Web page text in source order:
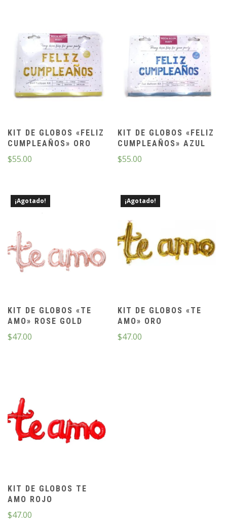
KIT DE GLOBOS «FELIZ
CUMPLEAÑOS» ORO
$55.00
KIT DE GLOBOS «FELIZ
CUMPLEAÑOS» AZUL
$55.00
¡Agotado!
KIT DE GLOBOS «TE
AMO» ROSE GOLD
$47.00
¡Agotado!
KIT DE GLOBOS «TE
AMO» ORO
$47.00
KIT DE GLOBOS TE
AMO ROJO
$47.00